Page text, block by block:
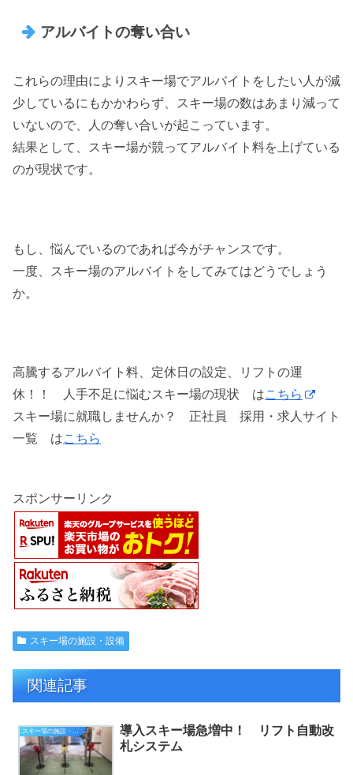
アルバイトの奪い合い
これらの理由によりスキー場でアルバイトをしたい人が減
少しているにもかかわらず、スキー場の数はあまり減って
いないので、人の奪い合いが起こっています。
結果として、スキー場が競ってアルバイト料を上げている
のが現状です。
もし、悩んでいるのであれば今がチャンスです。
一度、スキー場のアルバイトをしてみてはどうでしょう
か。
高騰するアルバイト料、定休日の設定、リフトの運
休！！ 人手不足に悩むスキー場の現状 はこちら
スキー場に就職しませんか？ 正社員 採用・求人サイト
一覧 はこちら
スポンサーリンク
スキー場の施設・設備
関連記事
導入スキー場急増中！ リフト自動改
札システム